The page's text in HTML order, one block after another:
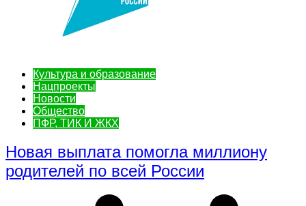
Культура и образование
Нацпроекты
Новости
Общество
ПФР, ТИК И ЖКХ
Новая выплата помогла миллиону
родителей по всей России